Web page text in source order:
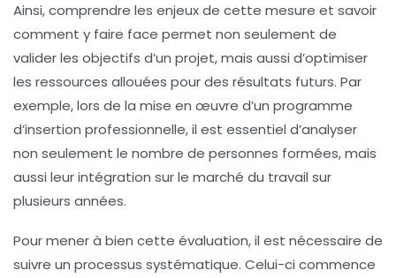
Ainsi, comprendre les enjeux de cette mesure et savoir
comment y faire face permet non seulement de
valider les objectifs d’un projet, mais aussi d’optimiser
les ressources allouées pour des résultats futurs. Par
exemple, lors de la mise en œuvre d’un programme
d’insertion professionnelle, il est essentiel d’analyser
non seulement le nombre de personnes formées, mais
aussi leur intégration sur le marché du travail sur
plusieurs années.
Pour mener à bien cette évaluation, il est nécessaire de
suivre un processus systématique. Celui-ci commence